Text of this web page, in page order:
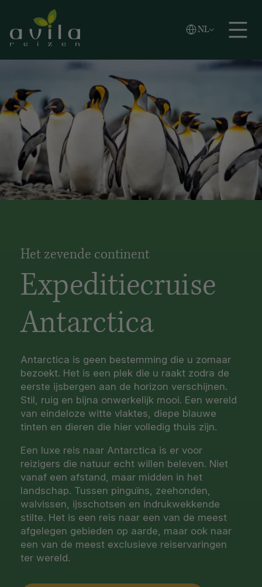
Zoeken
NL
Vlaams
English
Het zevende continent
Expeditiecruise
Antarctica
Antarctica is geen bestemming die u zomaar
bezoekt. Het is een plek die u raakt zodra de
eerste ijsbergen aan de horizon verschijnen.
Stil, ruig en bijna onwerkelijk mooi. Een wereld
van eindeloze witte vlaktes, diepe blauwe
tinten en dieren die hier volledig thuis zijn.
Een luxe reis naar Antarctica is er voor
reizigers die natuur echt willen beleven. Niet
vanaf een afstand, maar midden in het
landschap. Tussen pinguïns, zeehonden,
walvissen, ijsschotsen en indrukwekkende
stilte. Het is een reis naar een van de meest
afgelegen gebieden op aarde, maar ook naar
een van de meest exclusieve reiservaringen
ter wereld.